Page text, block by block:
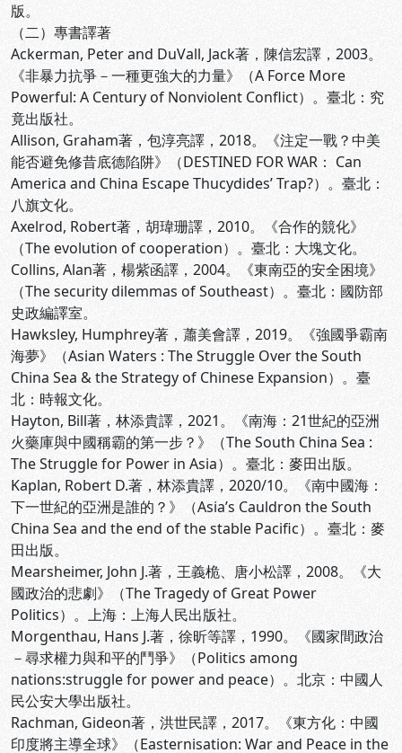
版。
（二）專書譯著
Ackerman, Peter and DuVall, Jack著，陳信宏譯，2003。
《非暴力抗爭－一種更強大的力量》（A Force More
Powerful: A Century of Nonviolent Conflict）。臺北：究
竟出版社。
Allison, Graham著，包淳亮譯，2018。《注定一戰？中美
能否避免修昔底德陷阱》（DESTINED FOR WAR： Can
America and China Escape Thucydides’ Trap?）。臺北：
八旗文化。
Axelrod, Robert著，胡瑋珊譯，2010。《合作的競化》
（The evolution of cooperation）。臺北：大塊文化。
Collins, Alan著，楊紫函譯，2004。《東南亞的安全困境》
（The security dilemmas of Southeast）。臺北：國防部
史政編譯室。
Hawksley, Humphrey著，蕭美會譯，2019。《強國爭霸南
海夢》（Asian Waters : The Struggle Over the South
China Sea & the Strategy of Chinese Expansion）。臺
北：時報文化。
Hayton, Bill著，林添貴譯，2021。《南海：21世紀的亞洲
火藥庫與中國稱霸的第一步？》（The South China Sea :
The Struggle for Power in Asia）。臺北：麥田出版。
Kaplan, Robert D.著，林添貴譯，2020/10。《南中國海：
下一世紀的亞洲是誰的？》（Asia’s Cauldron the South
China Sea and the end of the stable Pacific）。臺北：麥
田出版。
Mearsheimer, John J.著，王義桅、唐小松譯，2008。《大
國政治的悲劇》（The Tragedy of Great Power
Politics）。上海：上海人民出版社。
Morgenthau, Hans J.著，徐昕等譯，1990。《國家間政治
－尋求權力與和平的鬥爭》（Politics among
nations:struggle for power and peace）。北京：中國人
民公安大學出版社。
Rachman, Gideon著，洪世民譯，2017。《東方化：中國
印度將主導全球》（Easternisation: War and Peace in the